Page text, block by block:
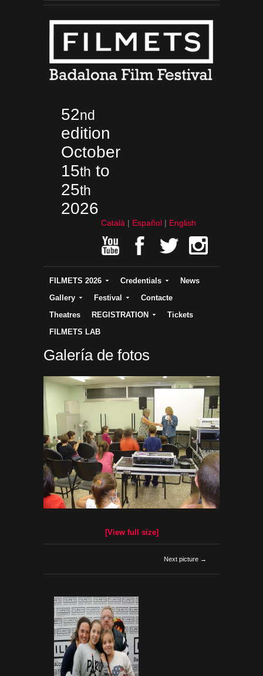
52nd
edition
October
15th to
25th
2026
Català Español English
FILMETS 2026 Credentials
News
Gallery
Festival
Contacte
Theatres
REGISTRATION
Tickets
FILMETS LAB
Galería de fotos
[View full size]
Next picture →